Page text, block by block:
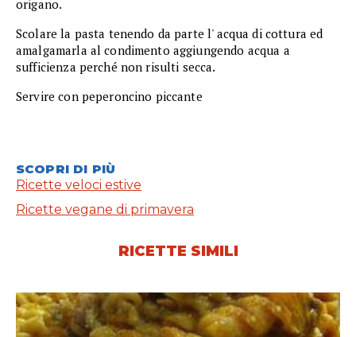
origano.
Scolare la pasta tenendo da parte l' acqua di cottura ed
amalgamarla al condimento aggiungendo acqua a
sufficienza perché non risulti secca.
Servire con peperoncino piccante
SCOPRI DI PIÙ
Ricette veloci estive
Ricette vegane di primavera
RICETTE SIMILI